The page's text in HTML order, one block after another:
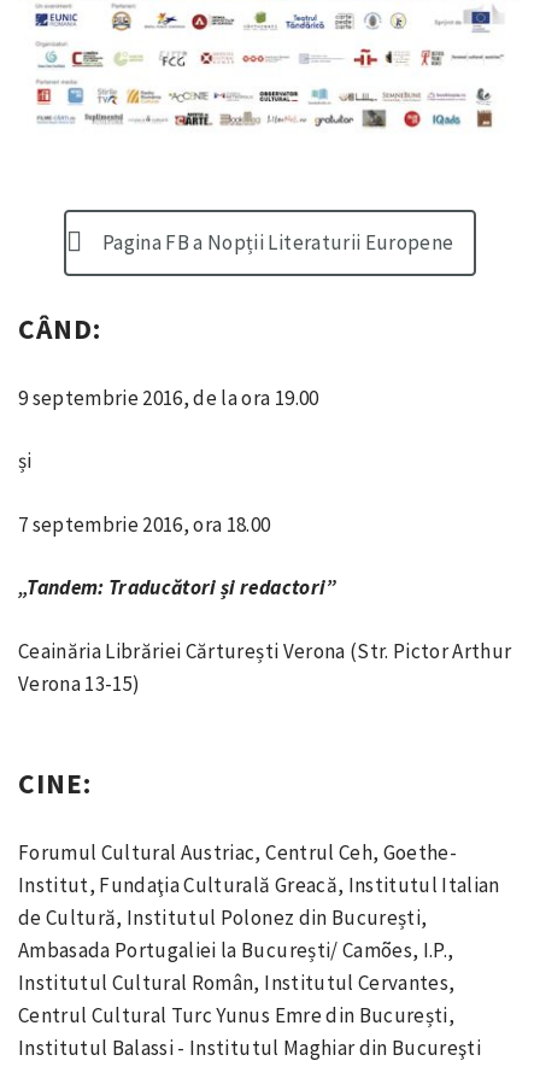
Pagina FB a Nopții Literaturii Europene
CÂND:
9 septembrie 2016, de la ora 19.00
și
7 septembrie 2016, ora 18.00
„Tandem: Traducători și redactori”
Ceainăria Librăriei Cărturești Verona (Str. Pictor Arthur
Verona 13-15)
CINE:
Forumul Cultural Austriac, Centrul Ceh, Goethe-
Institut, Fundaţia Culturală Greacă, Institutul Italian
de Cultură, Institutul Polonez din București,
Ambasada Portugaliei la București/ Camões, I.P.,
Institutul Cultural Român, Institutul Cervantes,
Centrul Cultural Turc Yunus Emre din București,
Institutul Balassi - Institutul Maghiar din Bucureşti